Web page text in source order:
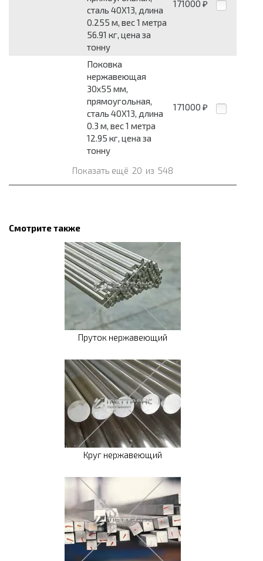
сталь 40Х13, длина
0.255 м, вес 1 метра
56.91 кг, цена за
тонну
171000 ₽
Поковка
нержавеющая
30x55 мм,
прямоугольная,
сталь 40Х13, длина
0.3 м, вес 1 метра
12.95 кг, цена за
тонну
171000 ₽
Показать ещё 20 из 548
Смотрите также
Пруток нержавеющий
Круг нержавеющий